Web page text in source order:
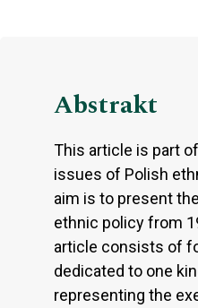
Abstrakt
This article is part
issues of Polish
aim is to present
ethnic policy from
article consists of
dedicated to one
representing the